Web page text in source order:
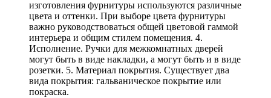
изготовления фурнитуры используются различные
цвета и оттенки. При выборе цвета фурнитуры
важно руководствоваться общей цветовой гаммой
интерьера и общим стилем помещения. 4.
Исполнение. Ручки для межкомнатных дверей
могут быть в виде накладки, а могут быть и в виде
розетки. 5. Материал покрытия. Существует два
вида покрытия: гальваническое покрытие или
покраска.